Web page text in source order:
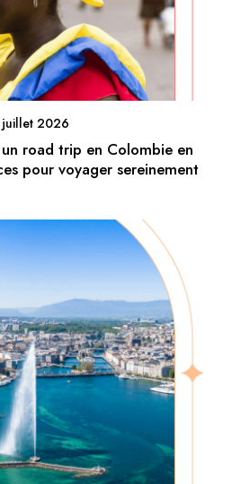
juillet 2026
road trip en Colombie en
pour voyager sereinement